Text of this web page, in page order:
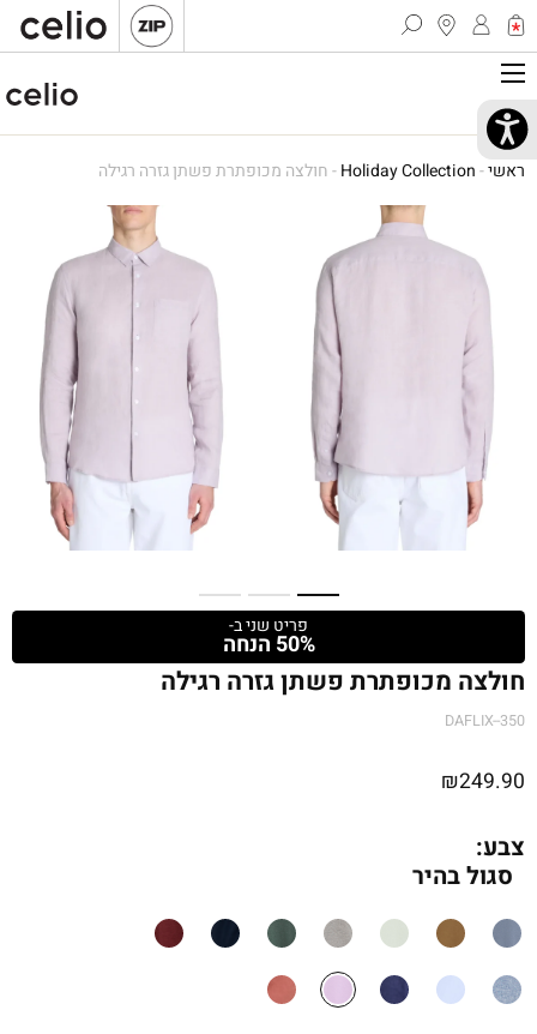
ראשי-
Holiday Collection
-חולצה מכופתרת פשתן גזרה רגילה
פריט שני ב-
50% הנחה
חולצה מכופתרת פשתן גזרה רגילה
DAFLIX--350
₪249.90
צבע:
סגול בהיר